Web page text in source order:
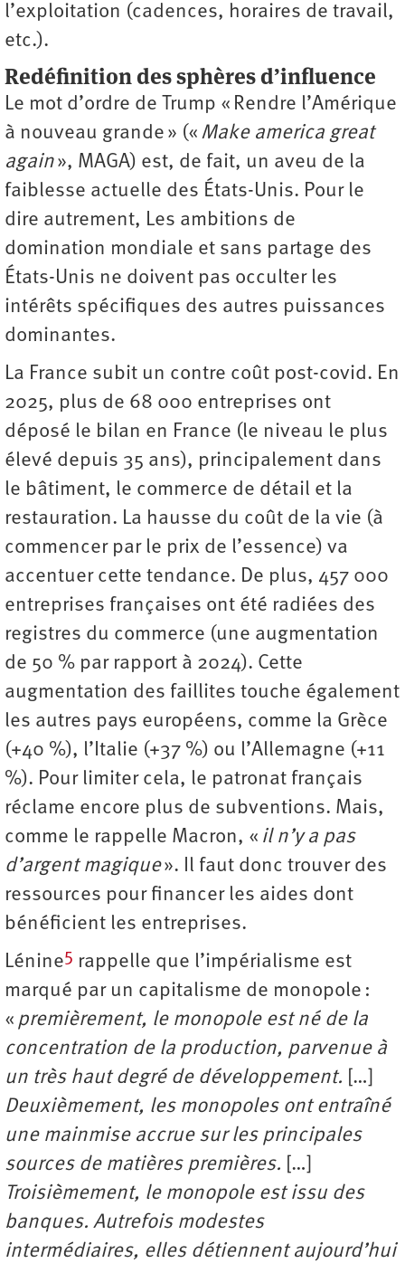
l’exploitation (cadences, horaires de travail,
etc.).
Redéfinition des sphères d’influence
Le mot d’ordre de Trump « Rendre l’Amérique
à nouveau grande » (« Make america great
again», MAGA) est, de fait, un aveu de la
faiblesse actuelle des États-Unis. Pour le
dire autrement, Les ambitions de
domination mondiale et sans partage des
États-Unis ne doivent pas occulter les
intérêts spécifiques des autres puissances
dominantes.
La France subit un contre coût post-covid. En
2025, plus de 68 000 entreprises ont
déposé le bilan en France (le niveau le plus
élevé depuis 35 ans), principalement dans
le bâtiment, le commerce de détail et la
restauration. La hausse du coût de la vie (à
commencer par le prix de l’essence) va
accentuer cette tendance. De plus, 457 000
entreprises françaises ont été radiées des
registres du commerce (une augmentation
de 50 % par rapport à 2024). Cette
augmentation des faillites touche également
les autres pays européens, comme la Grèce
(+40 %), l’Italie (+37 %) ou l’Allemagne (+11
%). Pour limiter cela, le patronat français
réclame encore plus de subventions. Mais,
comme le rappelle Macron, « il n’y a pas
d’argent magique». Il faut donc trouver des
ressources pour financer les aides dont
bénéficient les entreprises.
Lénine5 rappelle que l’impérialisme est
marqué par un capitalisme de monopole :
« premièrement, le monopole est né de la
concentration de la production, parvenue à
un très haut degré de développement. […]
Deuxièmement, les monopoles ont entraîné
une mainmise accrue sur les principales
sources de matières premières. […]
Troisièmement, le monopole est issu des
banques. Autrefois modestes
intermédiaires, elles détiennent aujourd’hui